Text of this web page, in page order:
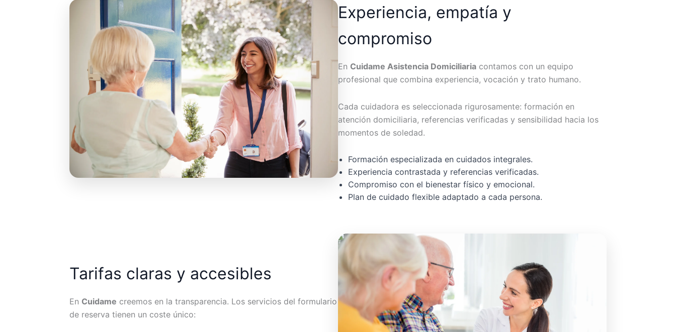
Experiencia, empatía y
compromiso
En Cuidame Asistencia Domiciliaria contamos con un equipo
profesional que combina experiencia, vocación y trato humano.
Cada cuidadora es seleccionada rigurosamente: formación en
atención domiciliaria, referencias verificadas y sensibilidad hacia los
momentos de soledad.
Formación especializada en cuidados integrales.
Experiencia contrastada y referencias verificadas.
Compromiso con el bienestar físico y emocional.
Plan de cuidado flexible adaptado a cada persona.
Tarifas claras y accesibles
En Cuidame creemos en la transparencia. Los servicios del formulario
de reserva tienen un coste único: